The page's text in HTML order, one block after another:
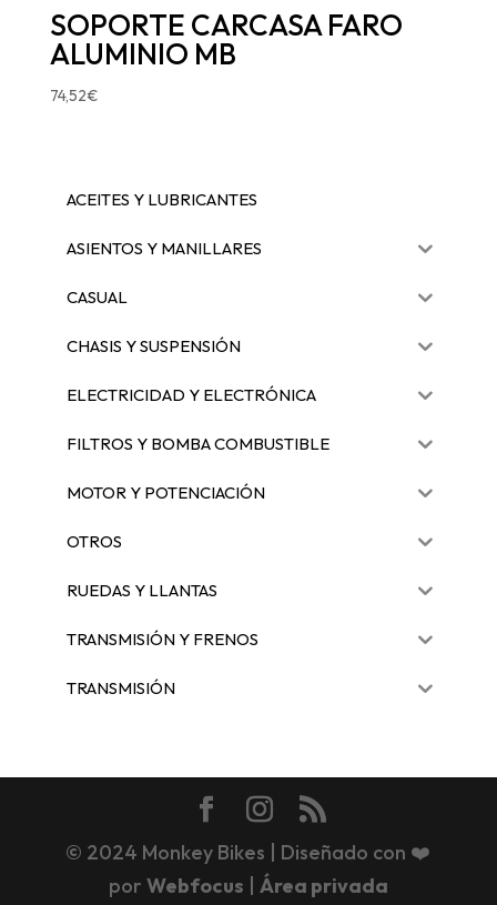
SOPORTE CARCASA FARO
ALUMINIO MB
74,52€
ACEITES Y LUBRICANTES
ASIENTOS Y MANILLARES
CASUAL
CHASIS Y SUSPENSIÓN
ELECTRICIDAD Y ELECTRÓNICA
FILTROS Y BOMBA COMBUSTIBLE
MOTOR Y POTENCIACIÓN
OTROS
RUEDAS Y LLANTAS
TRANSMISIÓN Y FRENOS
TRANSMISIÓN
© 2024 Monkey Bikes | Diseñado con ❤️
por Webfocus Área privada